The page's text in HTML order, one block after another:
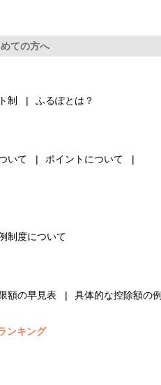
ての方へ
制 ふるぽとは？
いて
ポイントについて
制度について
額の早見表 具体的な控除額の例
ンキング